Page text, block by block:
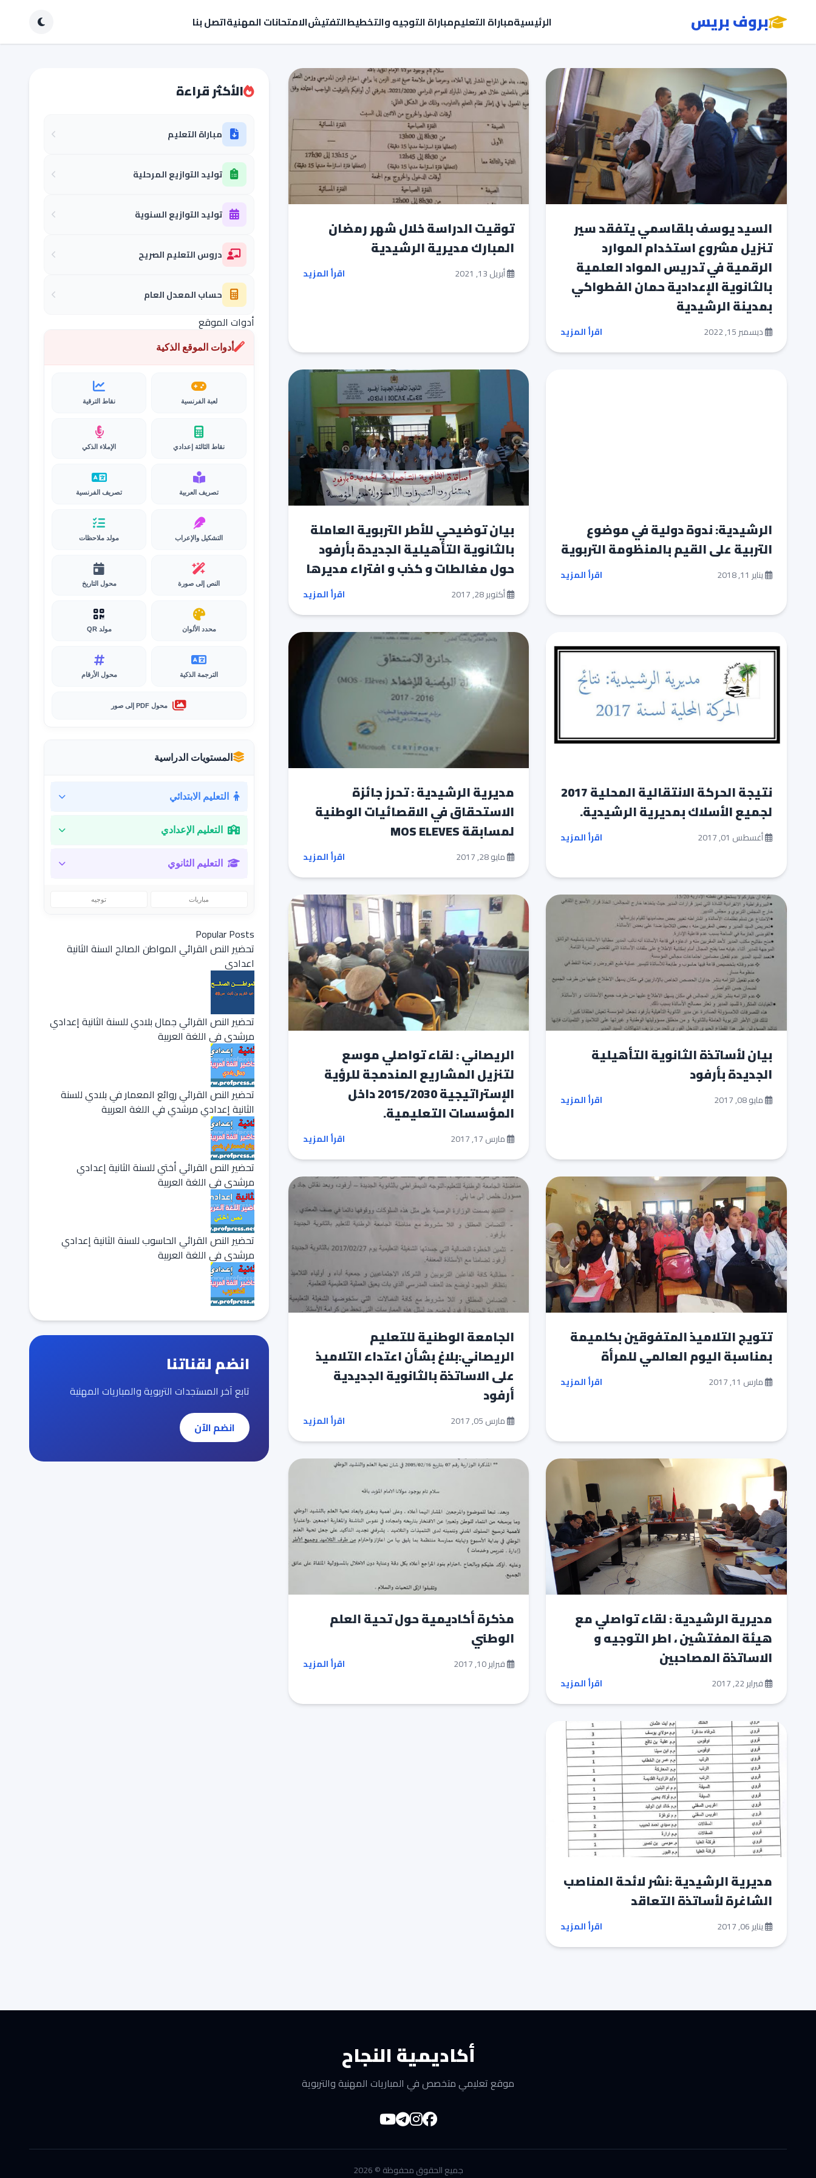
بروف بريس الرئيسيةمباراة التعليممباراة التوجيه والتخطيطالتفتيشالامتحانات المهنيةاتصل بنا
السيد يوسف بلقاسمي يتفقد سير
تنزيل مشروع استخدام الموارد
الرقمية في تدريس المواد العلمية
بالثانوية الإعدادية حمان الفطواكي
بمدينة الرشيدية
ديسمبر 15, 2022 اقرأ المزيد
توقيت الدراسة خلال شهر رمضان
المبارك مديرية الرشيدية
أبريل 13, 2021 اقرأ المزيد
الرشيدية: ندوة دولية في موضوع
التربية على القيم بالمنظومة التربوية
يناير 11, 2018 اقرأ المزيد
بيان توضيحي للأطر التربوية العاملة
بالثانوية التأهيلية الجديدة بأرفود
حول مغالطات و كذب و افتراء مديرها‎
أكتوبر 28, 2017 اقرأ المزيد
نتيجة الحركة الانتقالية المحلية 2017
لجميع الأسلاك بمديرية الرشيدية.
أغسطس 01, 2017 اقرأ المزيد
مديرية الرشيدية : تحرز جائزة
الاستحقاق في الاقصائيات الوطنية
لمسابقة MOS ELEVES
مايو 28, 2017 اقرأ المزيد
بيان لأساتذة الثانوية التأهيلية
الجديدة بأرفود‎
مايو 08, 2017 اقرأ المزيد
الريصاني : لقاء تواصلي موسع
لتنزيل المشاريع المندمجة للرؤية
الإستراتيجية 2015/2030 داخل
المؤسسات التعليمية.
مارس 17, 2017 اقرأ المزيد
تتويج التلاميذ المتفوقين بكلميمة
بمناسبة اليوم العالمي للمرأة
مارس 11, 2017 اقرأ المزيد
الجامعة الوطنية للتعليم
الريصاني:بلاغ بشأن اعتداء التلاميذ
على الاساتذة بالثانوية الجديدية
أرفود
مارس 05, 2017 اقرأ المزيد
مديرية الرشيدية : لقاء تواصلي مع
هيئة المفتشين ، اطر التوجيه و
الاساتذة المصاحبين
فبراير 22, 2017 اقرأ المزيد
مذكرة أكاديمية حول تحية العلم
الوطني
فبراير 10, 2017 اقرأ المزيد
مديرية الرشيدية :نشر لائحة المناصب
الشاغرة لأساتذة التعاقد
يناير 06, 2017 اقرأ المزيد
الأكثر قراءة
مباراة التعليم
توليد التوازيع المرحلية
توليد التوازيع السنوية
دروس التعليم الصريح
حساب المعدل العام
أدوات الموقع
أدوات الموقع الذكية
لعبة الفرنسية نقاط الترقية
نقاط الثالثة إعدادي الإملاء الذكي
تصريف العربية تصريف الفرنسية
التشكيل والإعراب مولد ملاحظات
النص إلى صورة محول التاريخ
محدد الألوان مولد QR
الترجمة الذكية محول الأرقام
محول PDF إلى صور
المستويات الدراسية
التعليم الابتدائي
التعليم الإعدادي
التعليم الثانوي
مباريات توجيه
Popular Posts
تحضير النص القرائي المواطن الصالح السنة الثانية
اعدادي
تحضير النص القرائي جمال بلادي للسنة الثانية إعدادي
مرشدي في اللغة العربية
تحضير النص القرائي روائع المعمار في بلادي للسنة
الثانية إعدادي مرشدي في اللغة العربية
تحضير النص القرائي أختي للسنة الثانية إعدادي
مرشدي في اللغة العربية
تحضير النص القرائي الحاسوب للسنة الثانية إعدادي
مرشدي في اللغة العربية
انضم لقناتنا
تابع آخر المستجدات التربوية والمباريات المهنية
انضم الآن
أكاديمية النجاح
موقع تعليمي متخصص في المباريات المهنية والتربوية
جميع الحقوق محفوظة © 2026